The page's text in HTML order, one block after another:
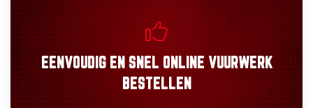
EENVOUDIGEN SNEL ONLINE VUURWERK
BESTELLEN